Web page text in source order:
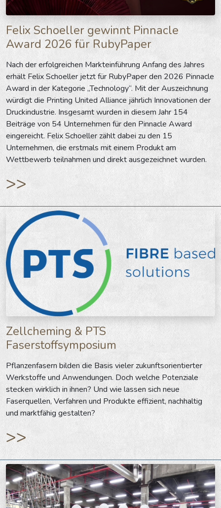
Felix Schoeller gewinnt Pinnacle
Award 2026 für RubyPaper
Nach der erfolgreichen Markteinführung Anfang des Jahres
erhält Felix Schoeller jetzt für RubyPaper den 2026 Pinnacle
Award in der Kategorie „Technology“. Mit der Auszeichnung
würdigt die Printing United Alliance jährlich Innovationen der
Druckindustrie. Insgesamt wurden in diesem Jahr 154
Beiträge von 54 Unternehmen für den Pinnacle Award
eingereicht. Felix Schoeller zählt dabei zu den 15
Unternehmen, die erstmals mit einem Produkt am
Wettbewerb teilnahmen und direkt ausgezeichnet wurden.
>>
Zellcheming & PTS
Faserstoffsymposium
Pflanzenfasern bilden die Basis vieler zukunftsorientierter
Werkstoffe und Anwendungen. Doch welche Potenziale
stecken wirklich in ihnen? Und wie lassen sich neue
Faserquellen, Verfahren und Produkte effizient, nachhaltig
und marktfähig gestalten?
>>